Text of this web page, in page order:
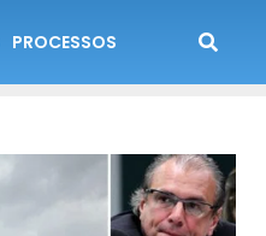
PROCESSOS